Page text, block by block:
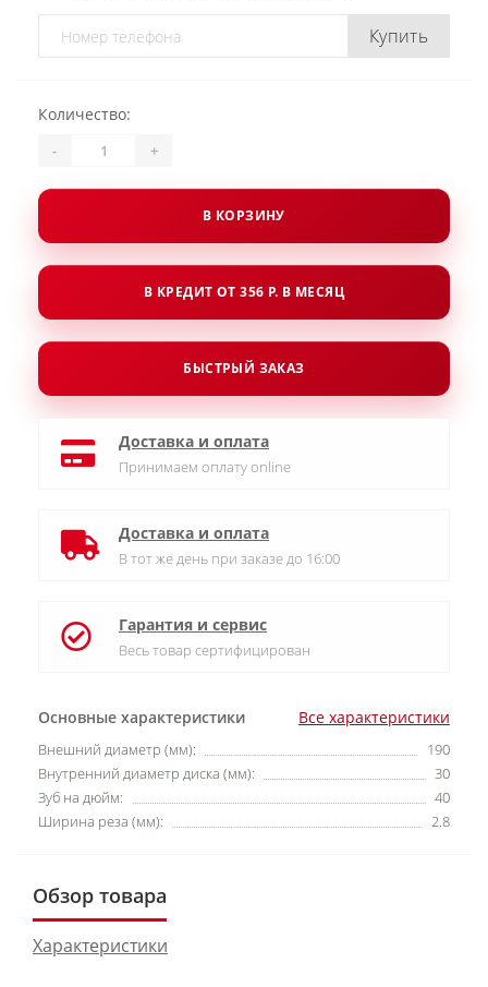
Купить
Основные характеристики Все характеристики
Внешний диаметр (мм):
190
Внутренний диаметр диска (мм):
30
Зуб на дюйм:
40
Ширина реза (мм):
2.8
Количество:
- +
В КОРЗИНУ
В КРЕДИТ ОТ 356 Р. В МЕСЯЦ
БЫСТРЫЙ ЗАКАЗ
Доставка и оплата
Принимаем оплату online
Доставка и оплата
В тот же день при заказе до 16:00
Гарантия и сервис
Весь товар сертифицирован
Обзор товара
Характеристики